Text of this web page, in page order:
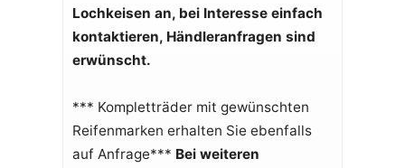
Lochkeisen an, bei Interesse einfach
kontaktieren, Händleranfragen sind
erwünscht.
*** Kompletträder mit gewünschten
Reifenmarken erhalten Sie ebenfalls
auf Anfrage*** Bei weiteren